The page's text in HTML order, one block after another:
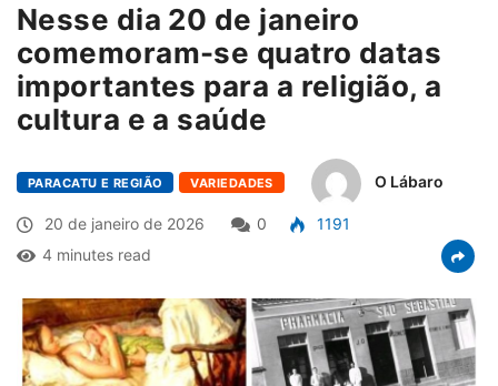
Nesse dia 20 de janeiro
comemoram-se quatro datas
importantes para a religião, a
cultura e a saúde
PARACATU E REGIÃO VARIEDADES O Lábaro
20 de janeiro de 2026 0
1191
4 minutes read